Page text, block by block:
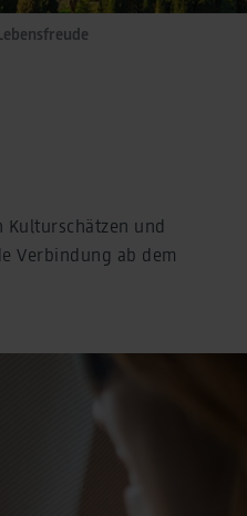
und
Verbindung ab dem